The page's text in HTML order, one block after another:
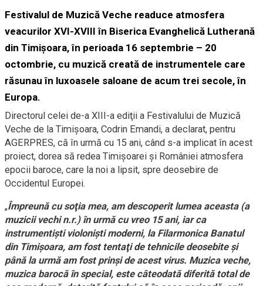
Festivalul de Muzică Veche readuce atmosfera
veacurilor XVI-XVIII în Biserica Evanghelică Lutherană
din Timişoara, în perioada 16 septembrie – 20
octombrie, cu muzică creată de instrumentele care
răsunau în luxoasele saloane de acum trei secole, în
Europa.
Directorul celei de-a XIII-a ediţii a Festivalului de Muzică
Veche de la Timişoara, Codrin Emandi, a declarat, pentru
AGERPRES, că în urmă cu 15 ani, când s-a implicat în acest
proiect, dorea să redea Timişoarei şi României atmosfera
epocii baroce, care la noi a lipsit, spre deosebire de
Occidentul Europei.
„Împreună cu soţia mea, am descoperit lumea aceasta (a
muzicii vechi n.r.) în urmă cu vreo 15 ani, iar ca
instrumentişti violonişti moderni, la Filarmonica Banatul
din Timişoara, am fost tentaţi de tehnicile deosebite şi
până la urmă am fost prinşi de acest virus. Muzica veche,
muzica barocă în special, este câteodată diferită total de